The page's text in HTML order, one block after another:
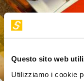
Questo sito web
Utilizziamo i cookie